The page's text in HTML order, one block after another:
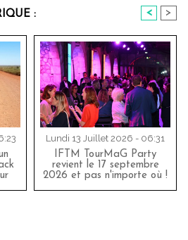
: < >
Lundi 13 Juillet 2026 - 06:31
IFTM TourMaG Party
revient le 17 septembre
2026 et pas n'importe où !